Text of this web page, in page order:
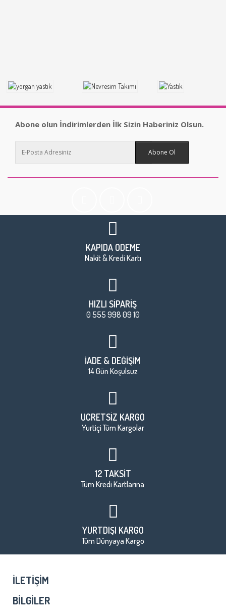
Abone olun İndirimlerden İlk Sizin Haberiniz Olsun.
Abone Ol
KAPIDA ÖDEME
Nakit & Kredi Kartı
HIZLI SİPARİŞ
0 555 998 09 10
İADE & DEĞİŞİM
14 Gün Koşulsuz
ÜCRETSİZ KARGO
Yurtiçi Tüm Kargolar
12 TAKSİT
Tüm Kredi Kartlarına
YURTDIŞI KARGO
Tüm Dünyaya Kargo
İLETIŞIM
BILGILER